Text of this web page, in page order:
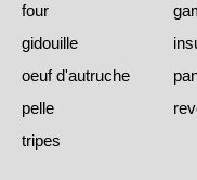
four
gidouille
oeuf d'autruche
pelle
tripes